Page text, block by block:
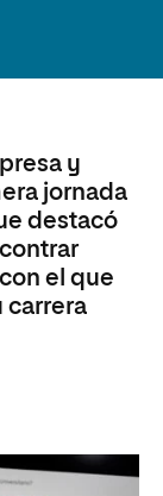
y
jornada
destacó
el que
carrera